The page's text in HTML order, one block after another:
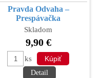
Pravda Odvaha –
Prespávačka
Skladom
9,90 €
ks
Detail